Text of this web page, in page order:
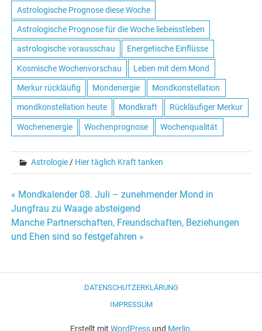
Astrologische Prognose diese Woche
Astrologische Prognose für die Woche liebeisstleben
astrologische vorausschau Energetische Einflüsse
Kosmische Wochenvorschau Leben mit dem Mond
Merkur rückläufig Mondenergie Mondkonstellation
mondkonstellation heute Mondkraft Rückläufiger Merkur
Wochenenergie Wochenprognose Wochenqualität
Astrologie / Hier täglich Kraft tanken
Beitrags-
Navigation
« Mondkalender 08. Juli – zunehmender Mond in
Jungfrau zu Waage absteigend
Manche Partnerschaften, Freundschaften, Beziehungen
und Ehen sind so festgefahren »
DATENSCHUTZERKLÄRUNG
IMPRESSUM
Erstellt mit WordPressund Merlin.